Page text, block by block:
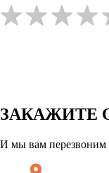
ЗАКАЖИТЕ
И мы вам перезвоним